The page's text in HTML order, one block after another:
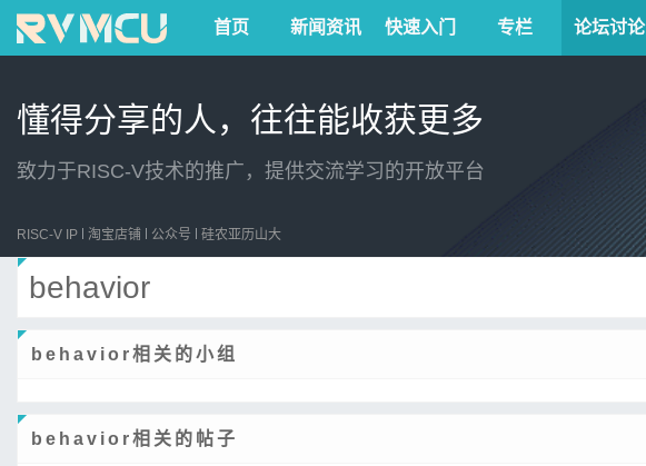
首页 新闻资讯 快速入门 专栏 论坛讨论
懂得分享的人，往往能收获更多
致力于RISC-V技术的推广，提供交流学习的开放平台
RISC-V IP 淘宝店铺 公众号 硅农亚历山大
behavior
behavior相关的小组
behavior相关的帖子